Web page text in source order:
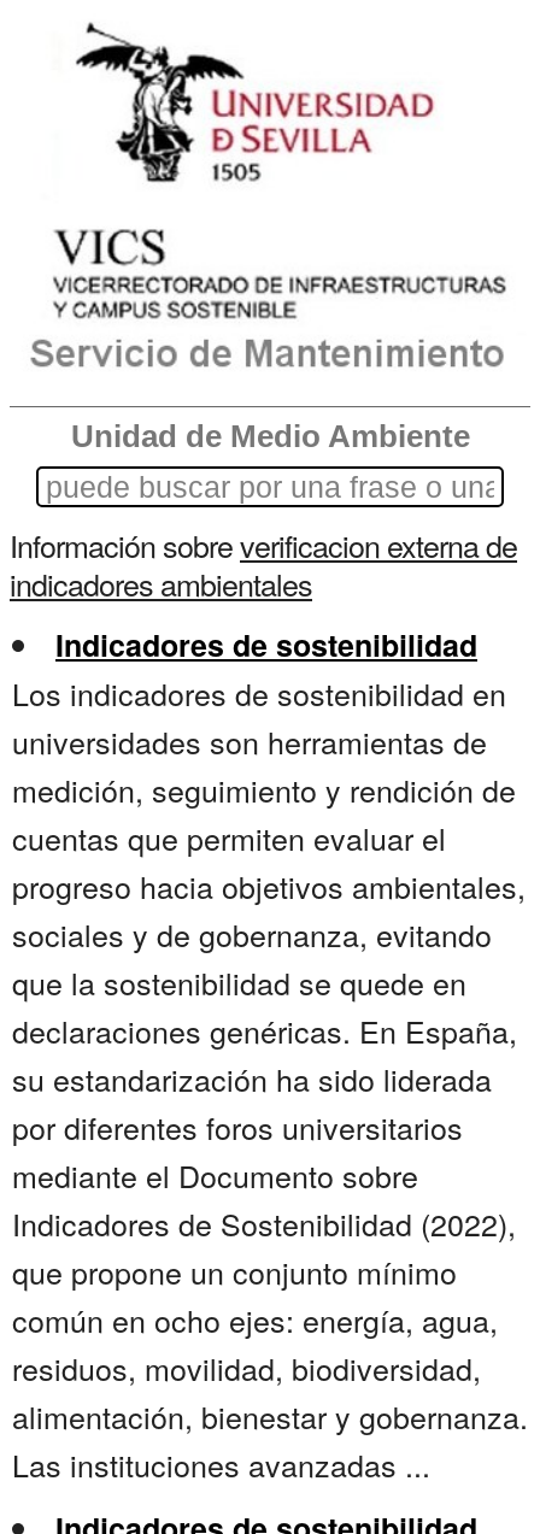
Unidad de Medio Ambiente
Información sobreverificacion externa de
indicadores ambientales
Indicadores de sostenibilidad
Los indicadores de sostenibilidad en
universidades son herramientas de
medición, seguimiento y rendición de
cuentas que permiten evaluar el
progreso hacia objetivos ambientales,
sociales y de gobernanza, evitando
que la sostenibilidad se quede en
declaraciones genéricas. En España,
su estandarización ha sido liderada
por diferentes foros universitarios
mediante el Documento sobre
Indicadores de Sostenibilidad (2022),
que propone un conjunto mínimo
común en ocho ejes: energía, agua,
residuos, movilidad, biodiversidad,
alimentación, bienestar y gobernanza.
Las instituciones avanzadas ...